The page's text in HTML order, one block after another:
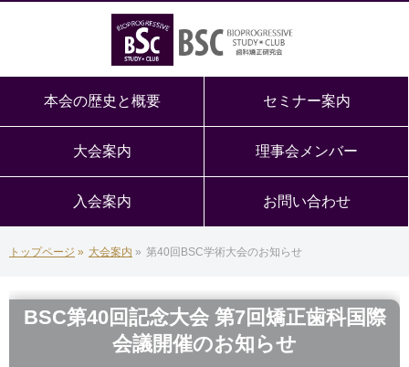
本会の歴史と概要 セミナー案内
大会案内 理事会メンバー
入会案内 お問い合わせ
トップページ » 大会案内 » 第40回BSC学術大会のお知らせ
BSC第40回記念大会 第7回矯正歯科国際
会議開催のお知らせ